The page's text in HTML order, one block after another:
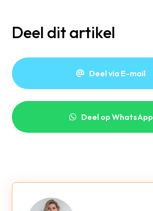
Deel dit artikel
Deel via E-mail
Deel op WhatsApp